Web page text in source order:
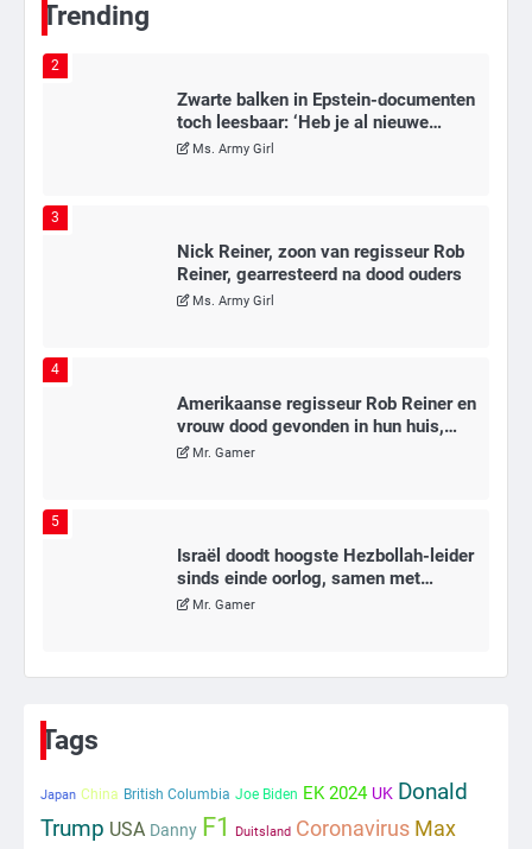
Trending
3
Nick Reiner, zoon van regisseur Rob
Reiner, gearresteerd na dood ouders
Ms. Army Girl
4
Amerikaanse regisseur Rob Reiner en
vrouw dood gevonden in hun huis,
eigen zoon hoofdverdachte
Mr. Gamer
5
Israël doodt hoogste Hezbollah-leider
sinds einde oorlog, samen met
meerdere omwonenden
Mr. Gamer
6
Tilburgse wethouder: ‘Alle vertrouwen
in nieuwe aanpak van begeleiding
kwetsbare inwoners door Siem,
Mr. Gamer
1
2
Tags
Japan China British Columbia Joe Biden EK 2024 UK Donald
Trump USA Danny F1 Duitsland Coronavirus Max